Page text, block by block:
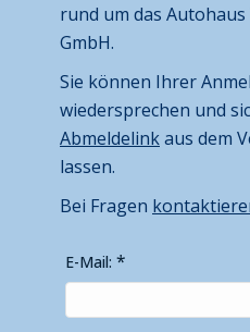
rund um das
GmbH.
Sie können Ihrer
wiedersprechen und
Abmeldelinkaus dem
lassen.
Bei Fragen
E-Mail: